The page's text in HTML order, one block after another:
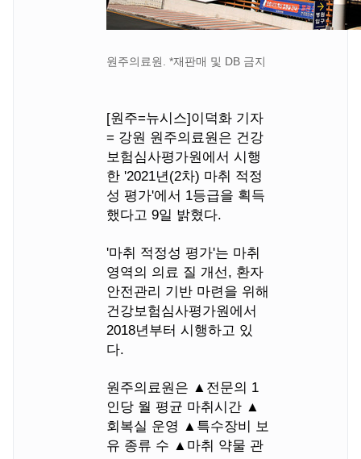
원주의료원. *재판매 및 DB 금지
[원주=뉴시스]이덕화 기자
= 강원 원주의료원은 건강
보험심사평가원에서 시행
한 '2021년(2차) 마취 적정
성 평가'에서 1등급을 획득
했다고 9일 밝혔다.
'마취 적정성 평가'는 마취
영역의 의료 질 개선, 환자
안전관리 기반 마련을 위해
건강보험심사평가원에서
2018년부터 시행하고 있
다.
원주의료원은 ▲전문의 1
인당 월 평균 마취시간 ▲
회복실 운영 ▲특수장비 보
유 종류 수 ▲마취 약물 관